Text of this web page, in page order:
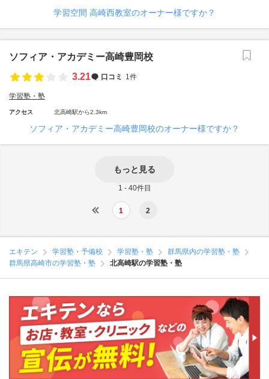
学習空間 高崎西教室のオーナー様ですか？
ソフィア・アカデミー高崎豊岡校
3.21
口コミ 1件
学習塾・塾
アクセス 北高崎駅から2.3km
ソフィア・アカデミー高崎豊岡校のオーナー様ですか？
もっと見る
1 - 40件目
1 2
エキテン 学習塾・予備校 学習塾・塾
群馬県内の学習塾・塾
群馬県高崎市の学習塾・塾
北高崎駅の学習塾・塾